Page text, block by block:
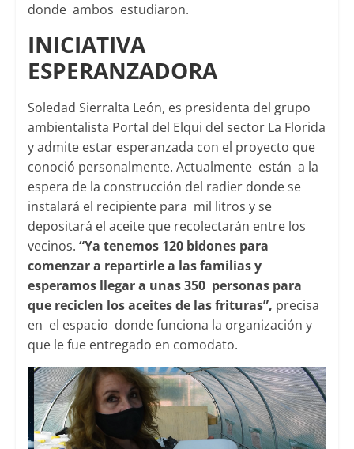
donde ambos estudiaron.
INICIATIVA
ESPERANZADORA
Soledad Sierralta León, es presidenta del grupo
ambientalista Portal del Elqui del sector La Florida
y admite estar esperanzada con el proyecto que
conoció personalmente. Actualmente están a la
espera de la construcción del radier donde se
instalará el recipiente para mil litros y se
depositará el aceite que recolectarán entre los
vecinos. “Ya tenemos 120 bidones para
comenzar a repartirle a las familias y
esperamos llegar a unas 350 personas para
que reciclen los aceites de las frituras”, precisa
en el espacio donde funciona la organización y
que le fue entregado en comodato.